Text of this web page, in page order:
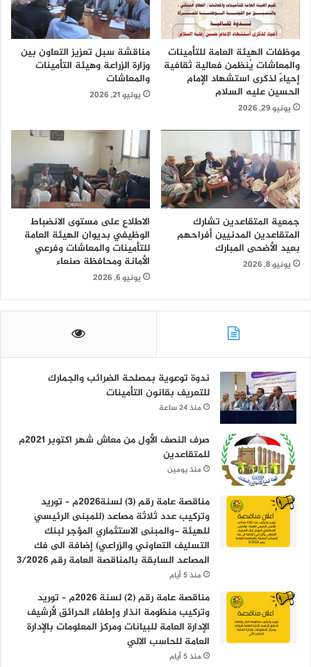
موظفات الهيئة العامة للتأمينات
والمعاشات يُنظمن فعالية ثقافية
إحياءً لذكرى استشهاد الإمام
الحسين عليه السلام
يونيو 29, 2026
مناقشة سبل تعزيز التعاون بين
وزارة الزراعة وهيئة التأمينات
والمعاشات
يونيو 21, 2026
جمعية المتقاعدين تشارك
المتقاعدين المدنيين أفراحهم
بعيد الأضحى المبارك
يونيو 8, 2026
الاطلاع على مستوى الانضباط
الوظيفي بديوان الهيئة العامة
للتأمينات والمعاشات وفرعي
الأمانة ومحافظة صنعاء
يونيو 6, 2026
ندوة توعوية بمصلحة الضرائب والجمارك
للتعريف بقانون التأمينات
منذ 24 ساعة
صرف النصف الأول من معاش شهر اكتوبر 2021م
للمتقاعدين
منذ يومين
مناقصة عامة رقم (3) لسنة2026م – توريد
وتركيب عدد ثلاثة مصاعد (للمبنى الرئيسي
للهيئة -والمبنى الاستثماري المؤجر لبنك
التسليف التعاوني والزراعي) إضافة الى فك
المصاعد السابقة بالمناقصة العامة رقم 3/2026
منذ 5 أيام
مناقصة عامة رقم (2) لسنة 2026م – توريد
وتركيب منظومة انذار وإطفاء الحرائق لأرشيف
الإدارة العامة للبيانات ومركز المعلومات بالإدارة
العامة للحاسب الالي
منذ 5 أيام